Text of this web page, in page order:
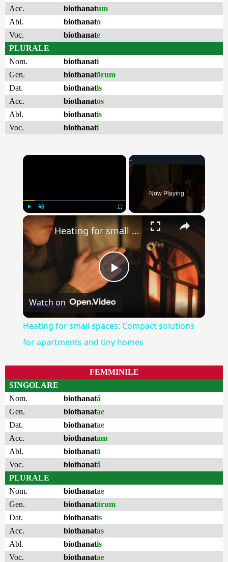
Acc.
biothanatum
Abl.
biothanato
Voc.
biothanate
PLURALE
Nom.
biothanati
Gen.
biothanatōrum
Dat.
biothanatis
Acc.
biothanatos
Abl.
biothanatis
Voc.
biothanati
×
Unmute
Now Playing
×
Play
Video
Heating for small spaces: Compact solutions for apartments and tiny homes
Watch on
Heating for small spaces: Compact solutions
for apartments and tiny homes
FEMMINILE
SINGOLARE
Nom.
biothanată
Gen.
biothanatae
Dat.
biothanatae
Acc.
biothanatam
Abl.
biothanatā
Voc.
biothanată
PLURALE
Nom.
biothanatae
Gen.
biothanatārum
Dat.
biothanatis
Acc.
biothanatas
Abl.
biothanatis
Voc.
biothanatae